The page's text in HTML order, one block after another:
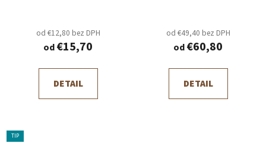
od €12,80 bez DPH
od€15,70
DETAIL
od €49,40 bez DPH
od€60,80
DETAIL
TIP